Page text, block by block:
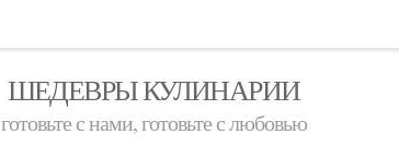
ШЕДЕВРЫ КУЛИНАРИИ
готовьте с нами, готовьте с любовью